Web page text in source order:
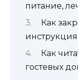
питание,
Как
Как
гостевых